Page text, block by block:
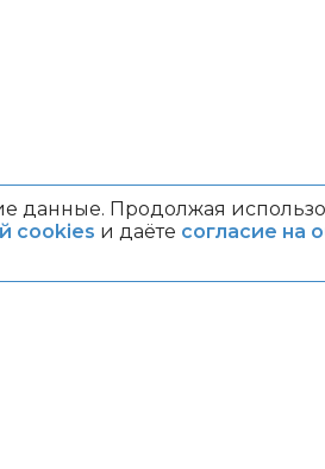
данные. Продолжая
cookies и даёте согласие на